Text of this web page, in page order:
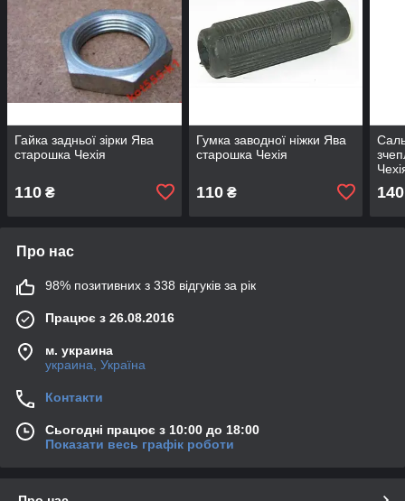
Гайка задньої зірки Ява
старошка Чехія
110 ₴
Гумка заводної ніжки Ява
старошка Чехія
110₴ 140
Про нас
98% позитивних з 338 відгуків за рік
Працює з 26.08.2016
м. украина
украина, Україна
Контакти
Сьогодні працює з 10:00 до 18:00
Показати весь графік роботи